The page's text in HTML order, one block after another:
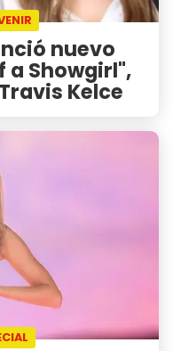
nuevo
a Showgirl",
Kelce